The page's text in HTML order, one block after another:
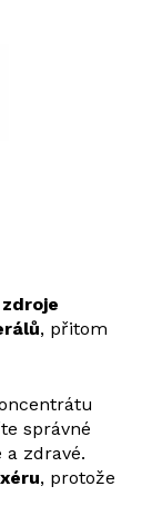
Kč
Kč
zdroje
, přitom
správné
zdravé.
, protože